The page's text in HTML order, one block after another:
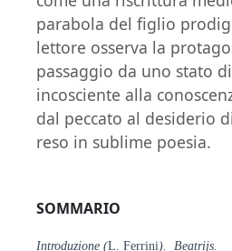
parabola del figlio
lettore osserva la
passaggio da uno stato
incosciente alla
dal peccato al desiderio
reso in sublime poesia.
SOMMARIO
Introduzione (L. Ferrini). Beatrijs.